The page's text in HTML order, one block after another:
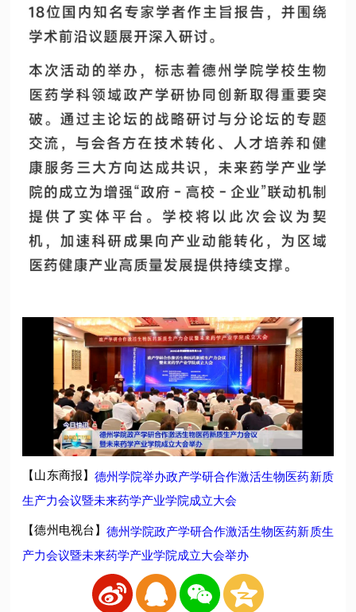
【山东商报】 德州学院举办政产学研合作激活生物医药新质
生产力会议暨未来药学产业学院成立大会
【德州电视台】 德州学院政产学研合作激活生物医药新质生
产力会议暨未来药学产业学院成立大会举办